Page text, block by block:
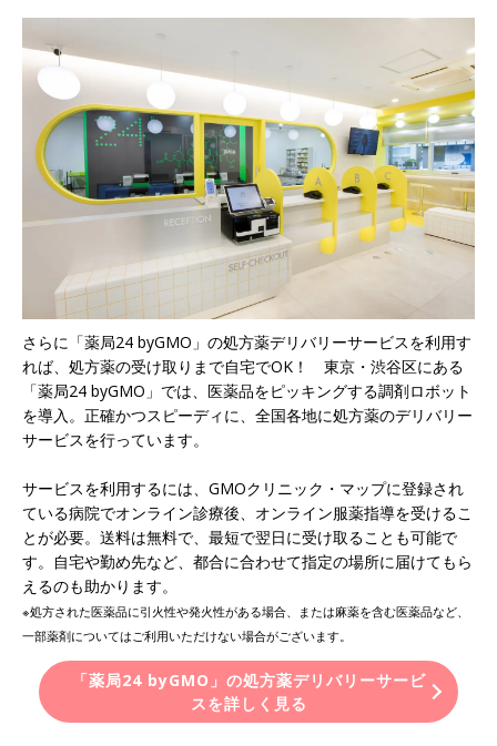
さらに「薬局24 byGMO」の処方薬デリバリーサービスを利用す
れば、処方薬の受け取りまで自宅でOK！ 東京・渋谷区にある
「薬局24 byGMO」では、医薬品をピッキングする調剤ロボット
を導入。正確かつスピーディに、全国各地に処方薬のデリバリー
サービスを行っています。
サービスを利用するには、GMOクリニック・マップに登録され
ている病院でオンライン診療後、オンライン服薬指導を受けるこ
とが必要。送料は無料で、最短で翌日に受け取ることも可能で
す。自宅や勤め先など、都合に合わせて指定の場所に届けてもら
えるのも助かります。
※処方された医薬品に引火性や発火性がある場合、または麻薬を含む医薬品など、
一部薬剤についてはご利用いただけない場合がございます。
「薬局24 byGMO」の処方薬デリバリーサービ
スを詳しく見る